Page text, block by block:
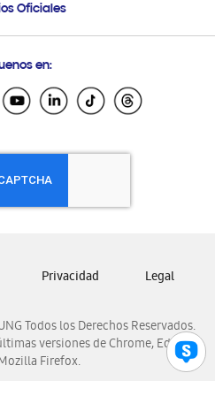
de Compra
vía eMail
Oficiales
Ecuador
El Salvador
Honduras
Nicaragua
Panamá
Venezuela
en:
Todos los Derechos Reservados.
versiones de Chrome, Edge,
Firefox.
Privacidad Legal